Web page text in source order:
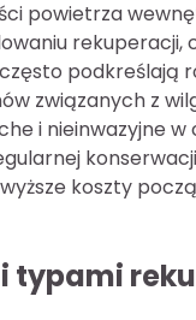
powietrza
rekuperacji,
często
związanych z
i nieinwazyjne
koszty
typami